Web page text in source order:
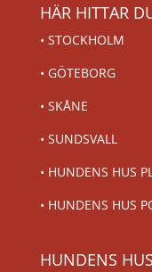
HÄR HITTAR
• STOCKHOLM
• GÖTEBORG
• SKÅNE
• SUNDSVALL
• HUNDENS HUS
• HUNDENS HUS
HUNDENS